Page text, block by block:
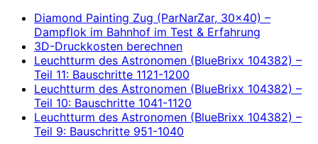
Diamond Painting Zug (ParNarZar, 30×40) –
Dampflok im Bahnhof im Test & Erfahrung
3D-Druckkosten berechnen
Leuchtturm des Astronomen (BlueBrixx 104382) –
Teil 11: Bauschritte 1121-1200
Leuchtturm des Astronomen (BlueBrixx 104382) –
Teil 10: Bauschritte 1041-1120
Leuchtturm des Astronomen (BlueBrixx 104382) –
Teil 9: Bauschritte 951-1040